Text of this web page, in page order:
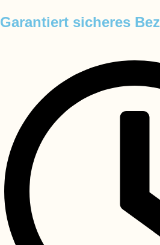
Garantiert sicheres